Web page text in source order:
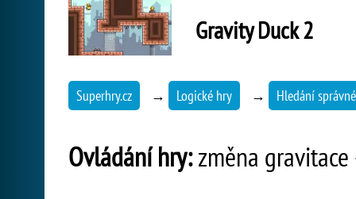
Gravity Duck 2
Superhry.cz → Logické hry → Hledání
Ovládání hry:změna gravitace